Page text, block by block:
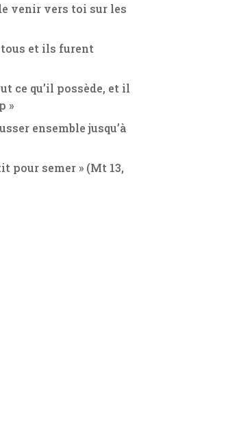
venir vers toi sur les
et ils furent
ce qu’il possède, et il
»
ensemble jusqu’à
pour semer » (Mt 13,